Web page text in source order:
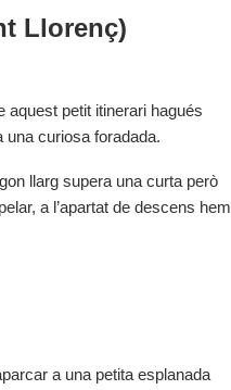
Llorenç)
petit itinerari hagués
una curiosa foradada.
llarg supera una curta però
a l’apartat de descens hem
a una petita esplanada